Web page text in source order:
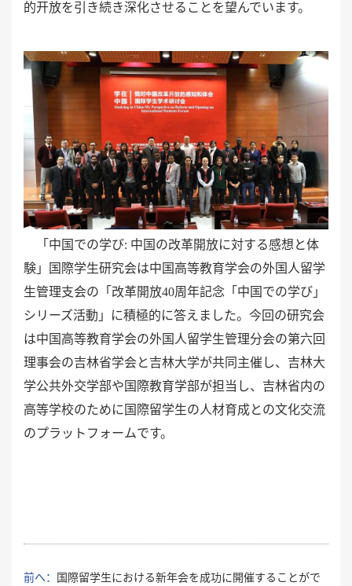
的开放を引き続き深化させることを望んでいます。
「中国での学び: 中国の改革開放に対する感想と体
験」国際学生研究会は中国高等教育学会の外国人留学
生管理支会の「改革開放40周年記念「中国での学び」
シリーズ活動」に積極的に答えました。今回の研究会
は中国高等教育学会の外国人留学生管理分会の第六回
理事会の吉林省学会と吉林大学が共同主催し、吉林大
学公共外交学部や国際教育学部が担当し、吉林省内の
高等学校のために国際留学生の人材育成との文化交流
のプラットフォームです。
前へ： 国際留学生における新年会を成功に開催することがで